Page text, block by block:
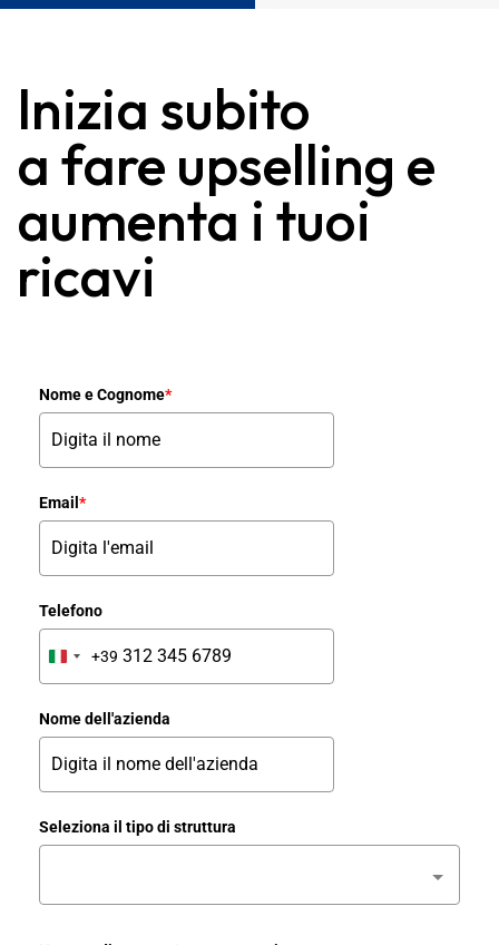
Inizia subito
a fare upselling e
aumenta i tuoi
ricavi
Nome e Cognome*
Email *
Telefono
Italy
+39
+39
Nome dell'azienda
Seleziona il tipo di struttura